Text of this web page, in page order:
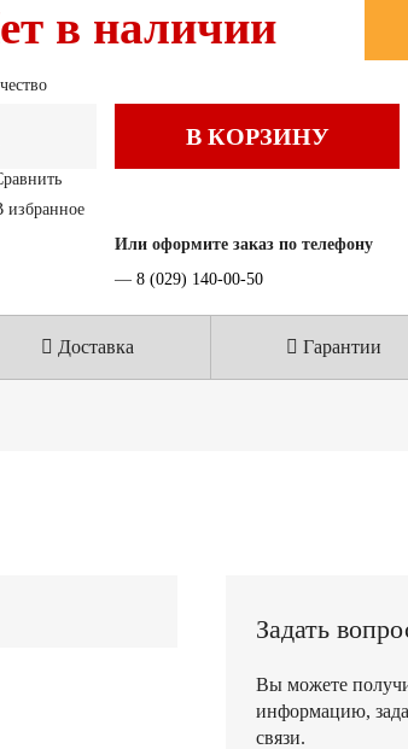
в наличии
В КОРЗИНУ
избранное
Или оформите заказ по телефону
— 8 (029) 140-00-50
Доставка Гарантии
Задать
Вы можете
информацию,
связи.